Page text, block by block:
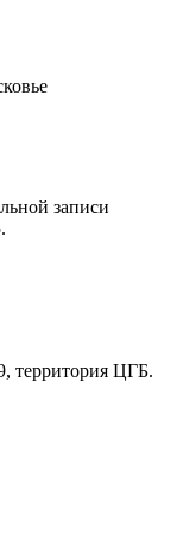
записи
территория ЦГБ.